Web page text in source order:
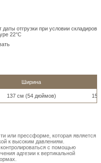
даты отгрузки при условии
22°C
Ширина
137 см (54 дюймов)
или прессформе, которая является
к высоким давлениям.
с помощью
адгезии к вертикальной